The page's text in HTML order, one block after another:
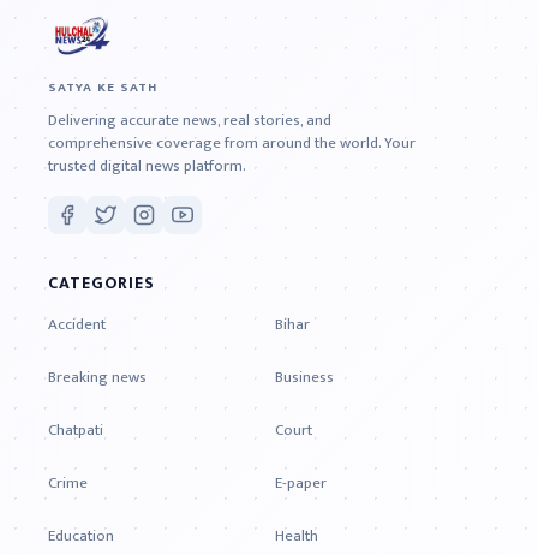
SATYA KE SATH
Delivering accurate news, real stories, and
comprehensive coverage from around the world. Your
trusted digital news platform.
CATEGORIES
Accident
Bihar
Breaking news
Business
Chatpati
Court
Crime
E-paper
Education
Health